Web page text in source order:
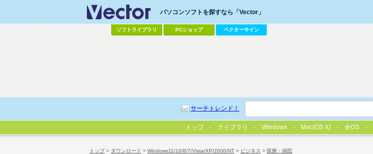
トップ> ダウンロード > Windows11/10/8/7/Vista/XP/2000/NT > ビジネス > 医療・病院
パソコンソフトを探すなら「Vector」
ソフトライブラリ PCショップ ベクターサイン
サーチトレンド！
トップ ライブラリ Windows Mac(OS X) 全OS